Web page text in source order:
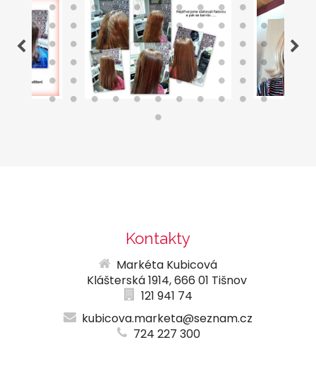
Kontakty
Markéta Kubicová
Klášterská 1914, 666 01 Tišnov
121 941 74
kubicova.marketa@seznam.cz
724 227 300